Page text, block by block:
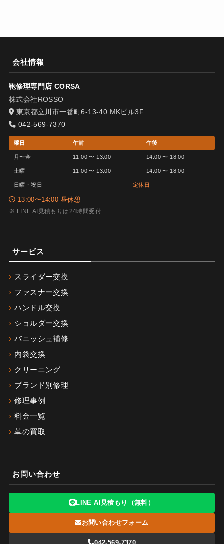
会社情報
鞄修理専門店 CORSA
株式会社ROSSO
東京都立川市一番町6-13-40 MKビル3F
042-569-7370
曜日 午前 午後
月〜金 11:00 〜 13:00 14:00 〜 18:00
土曜 11:00 〜 13:00 14:00 〜 18:00
日曜・祝日 定休日
13:00〜14:00 昼休憩
※ LINE AI見積もりは24時間受付
サービス
スライダー交換
ファスナー交換
ハンドル交換
ショルダー交換
バニッシュ補修
内袋交換
クリーニング
ブランド別修理
修理事例
料金一覧
革の買取
お問い合わせ
LINE AI見積もり（無料）
お問い合わせフォーム